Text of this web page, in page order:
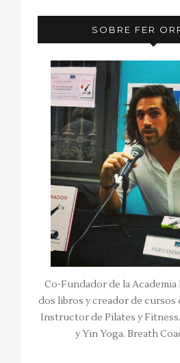
SOBRE FER
Co-Fundador de la Academia
dos libros y creador de cursos
Instructor de Pilates y
y Yin Yoga. Breath